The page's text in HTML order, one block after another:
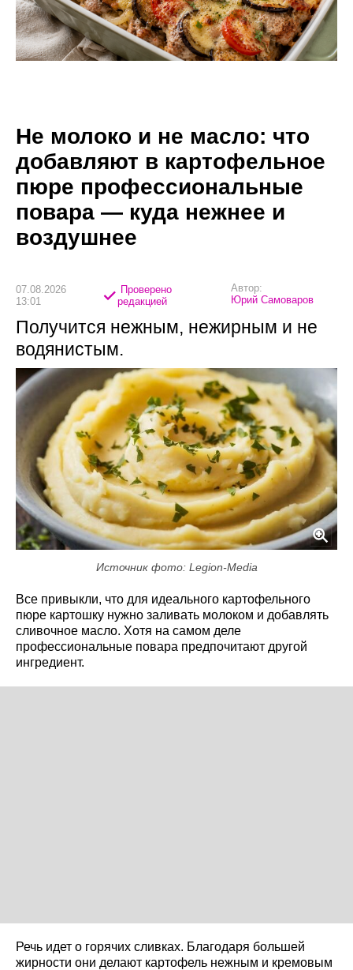
Не молоко и не масло: что
добавляют в картофельное
пюре профессиональные
повара — куда нежнее и
воздушнее
07.08.2026
13:01
Проверено
редакцией
Автор:
Юрий Самоваров
Получится нежным, нежирным и не
водянистым.
Источник фото: Legion-Media
Все привыкли, что для идеального картофельного
пюре картошку нужно заливать молоком и добавлять
сливочное масло. Хотя на самом деле
профессиональные повара предпочитают другой
ингредиент.
Речь идет о горячих сливках. Благодаря большей
жирности они делают картофель нежным и кремовым